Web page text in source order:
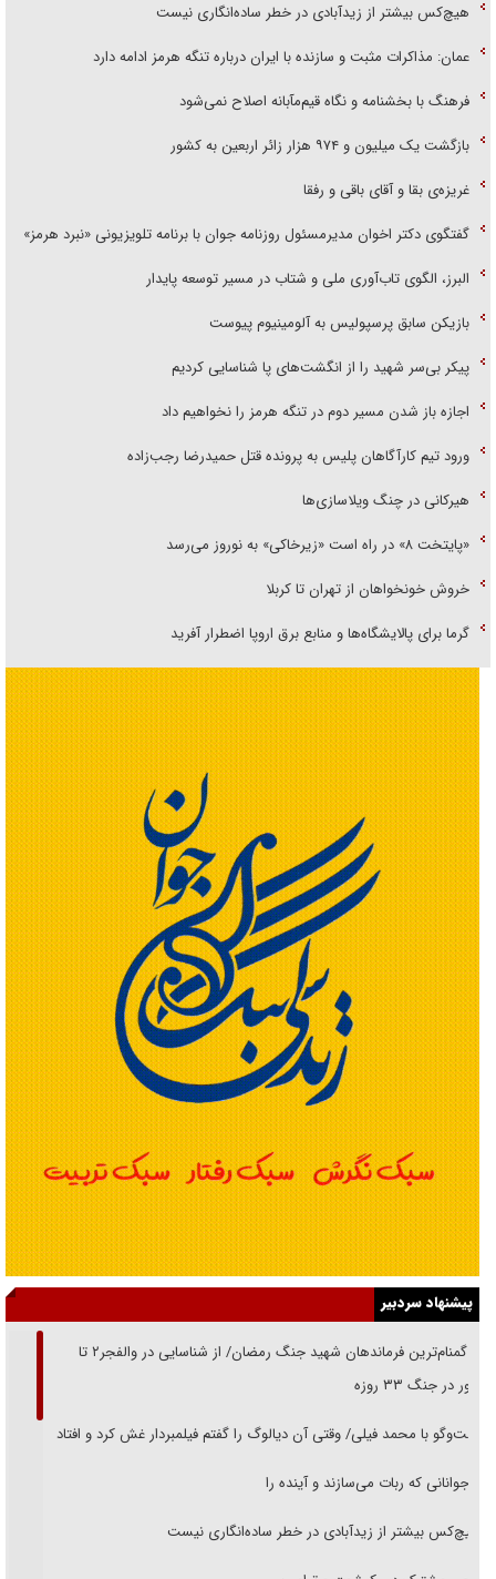
هیچ‌کس بیشتر از زیدآبادی در خطر ساده‌انگاری نیست
عمان: مذاکرات مثبت و سازنده با ایران درباره تنگه هرمز ادامه دارد
فرهنگ با بخشنامه و نگاه قیم‌مآبانه اصلاح نمی‌شود
بازگشت یک میلیون و ۹۷۴ هزار زائر اربعین به کشور
غریزه‌ی بقا و آقای باقی و رفقا
گفتگوی دکتر اخوان مدیرمسئول روزنامه جوان با برنامه تلویزیونی «نبرد هرمز»
البرز، الگوی تاب‌آوری ملی و شتاب در مسیر توسعه پایدار
بازیکن سابق پرسپولیس به آلومینیوم پیوست
پیکر بی‌سر شهید را از انگشت‌های پا شناسایی کردیم
اجازه باز شدن مسیر دوم در تنگه هرمز را نخواهیم داد
ورود تیم کارآگاهان پلیس به پرونده قتل حمیدرضا رجب‌زاده
هیرکانی در چنگ ویلاسازی‌ها
«پایتخت ۸» در راه است «زیرخاکی» به نوروز می‌رسد
خروش خونخواهان از تهران تا کربلا
گرما برای پالایشگاه‌ها و منابع برق اروپا اضطرار آفرید
پیشنهاد سردبیر
از گمنام‌ترین فرماندهان شهید جنگ رمضان/ از شناسایی در والفجر۲ تا
حضور در جنگ ۳۳ روزه
گفت‌وگو با محمد فیلی/ وقتی آن دیالوگ را گفتم فیلمبردار غش کرد و افتاد
نوجوانانی که ربات می‌سازند و آینده را
هیچ‌کس بیشتر از زیدآبادی در خطر ساده‌انگاری نیست